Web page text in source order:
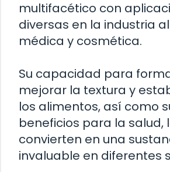
multifacético con
diversas en la industria
médica y cosmética.
Su capacidad para
mejorar la textura y
los alimentos, así como
beneficios para la salud,
convierten en una
invaluable en diferentes